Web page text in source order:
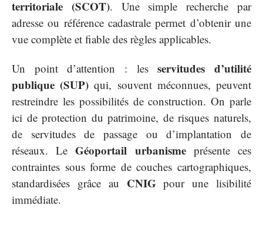
territoriale (SCOT). Une simple recherche par
adresse ou référence cadastrale permet d’obtenir une
vue complète et fiable des règles applicables.
Un point d’attention : lesservitudes d’utilité
publique (SUP) qui, souvent méconnues, peuvent
restreindre les possibilités de construction. On parle
ici de protection du patrimoine, de risques naturels,
de servitudes de passage ou d’implantation de
réseaux. LeGéoportail urbanismeprésente ces
contraintes sous forme de couches cartographiques,
standardisées grâce au CNIGpour une lisibilité
immédiate.